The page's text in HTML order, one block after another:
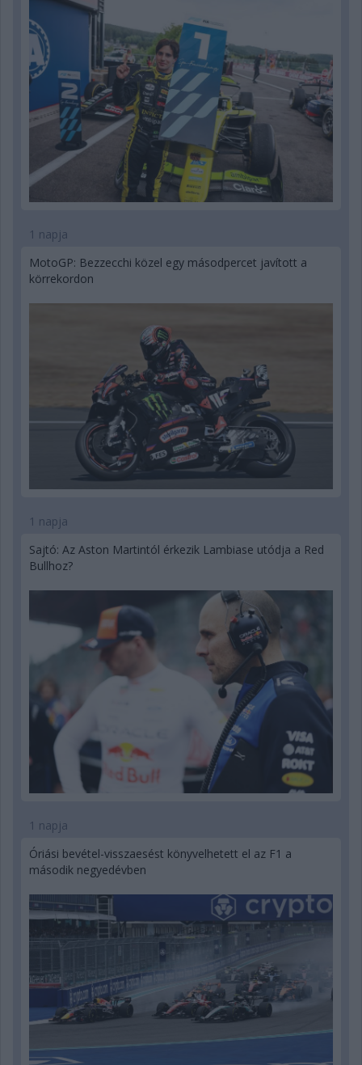
1 napja
MotoGP: Bezzecchi közel egy másodpercet javított a
körrekordon
1 napja
Sajtó: Az Aston Martintól érkezik Lambiase utódja a Red
Bullhoz?
1 napja
Óriási bevétel-visszaesést könyvelhetett el az F1 a
második negyedévben